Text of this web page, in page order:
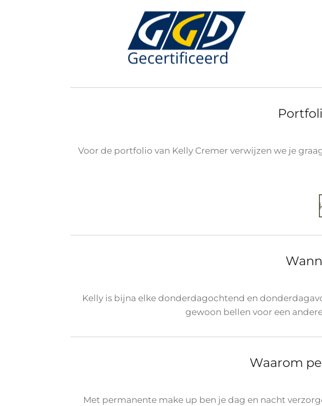
Voor de portfolio van Kelly Cremer verwijzen we je
Kelly is bijna elke donderdagochtend en
gewoon bellen voor een
Waarom
Met permanente make up ben je dag en nacht